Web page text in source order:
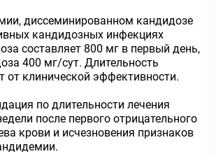
диссеминированном кандидозе
кандидозных инфекциях
составляет 800 мг в первый день,
400 мг/сут. Длительность
от клинической эффективности.
по длительности лечения
после первого отрицательного
крови и исчезновения признаков